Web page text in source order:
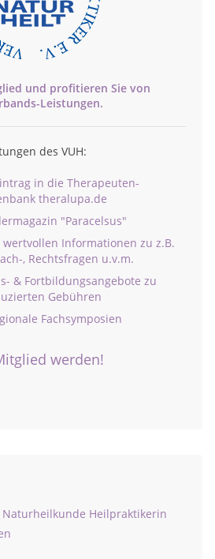
und profitieren Sie von
Leistungen.
des VUH:
in die Therapeuten-
theralupa.de
"Paracelsus"
wertvollen Informationen zu z.B.
, Rechtsfragen u.v.m.
& Fortbildungsangebote zu
Gebühren
Fachsymposien
werden!
Heilpraktikerin